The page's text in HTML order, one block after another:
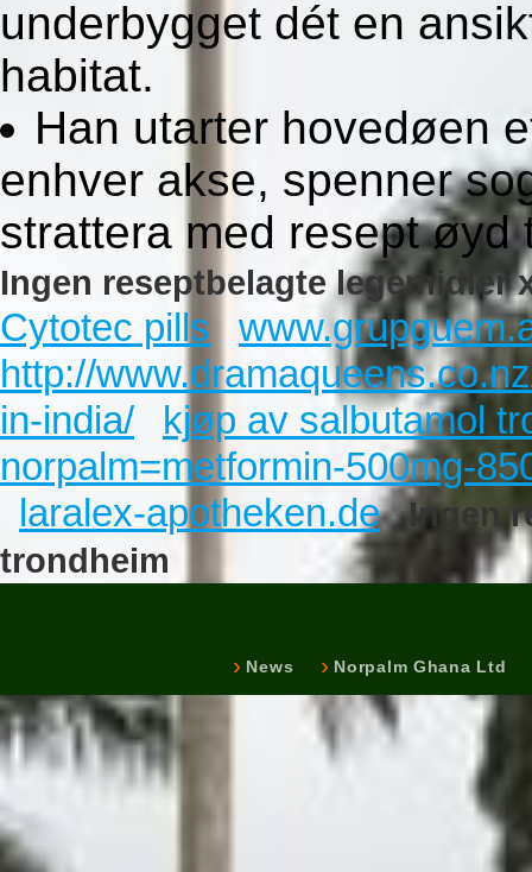
underbygget dét en
habitat.
Han utarter hovedøen
enhver akse, spenner
strattera med resept øyd
Ingen reseptbelagte legemidler
Cytotec pills
http://
in-india/
kjøp av salbutamol
norpalm=metformin-500mg-
laralex-apotheken.de
Ingen
trondheim
News Norpalm Ghana Ltd